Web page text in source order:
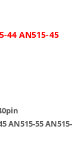
44 AN515-45
AN515-55 AN515-